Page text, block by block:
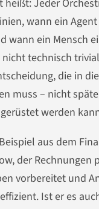
heißt: Jeder
wann ein
wann ein Mensch
nicht technisch
die in
muss – nicht
werden
aus dem
der Rechnungen
vorbereitet und
Ist er es